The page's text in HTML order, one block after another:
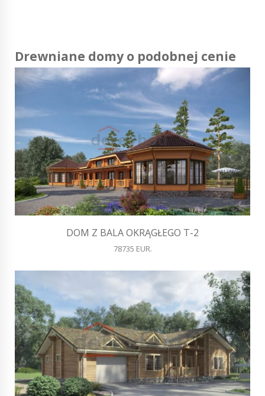
Drewniane domy o podobnej cenie
DOM Z BALA OKRĄGŁEGO T-2
78735 EUR.